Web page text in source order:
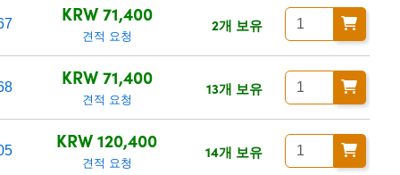
KRW 71,400
견적 요청
2개 보유
KRW 71,400
견적 요청
13개 보유
KRW 120,400
견적 요청
14개 보유